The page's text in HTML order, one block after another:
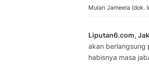
Mulan Jameela (dok.
Liputan6.com,
akan berlangsung
habisnya masa